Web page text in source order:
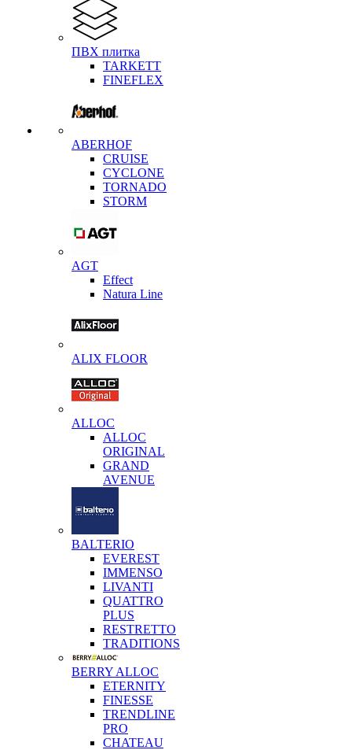
ПВХ плитка
TARKETT
FINEFLEX
ABERHOF
CRUISE
CYCLONE
TORNADO
STORM
AGT
Effect
Natura Line
ALIX FLOOR
ALLOC
ALLOC
ORIGINAL
GRAND
AVENUE
BALTERIO
EVEREST
IMMENSO
LIVANTI
QUATTRO
PLUS
RESTRETTO
TRADITIONS
BERRY ALLOC
ETERNITY
FINESSE
TRENDLINE
PRO
CHATEAU